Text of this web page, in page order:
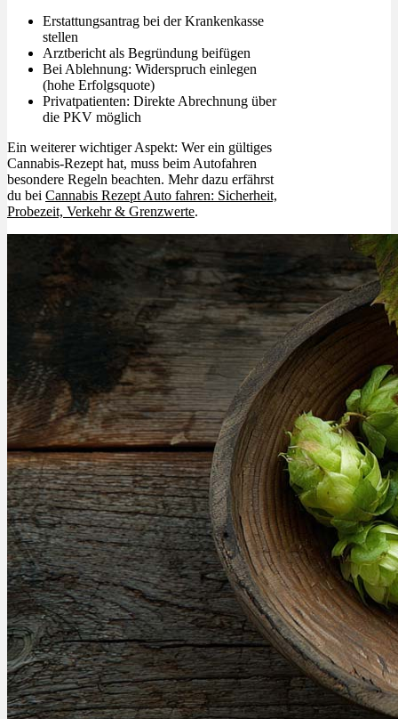
Erstattungsantrag bei der Krankenkasse
stellen
Arztbericht als Begründung beifügen
Bei Ablehnung: Widerspruch einlegen
(hohe Erfolgsquote)
Privatpatienten: Direkte Abrechnung über
die PKV möglich
Ein weiterer wichtiger Aspekt: Wer ein gültiges
Cannabis-Rezept hat, muss beim Autofahren
besondere Regeln beachten. Mehr dazu erfährst
du bei Cannabis Rezept Auto fahren: Sicherheit,
Probezeit, Verkehr & Grenzwerte.